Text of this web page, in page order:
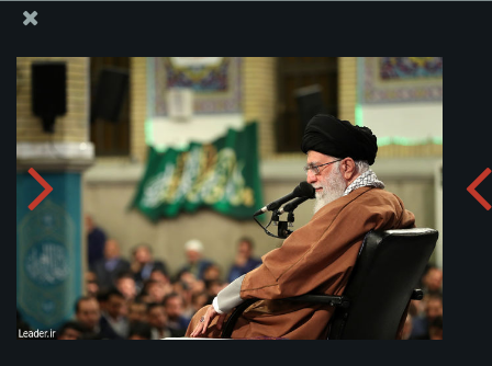
บรรดานักอ่านบทลำนำอะฮ์ลุลบัยต์ เข้าพบท่านผู้สูงสุดการ
ปฏิวัติอิสลาม
อัพโหลดอัลบั่ม: